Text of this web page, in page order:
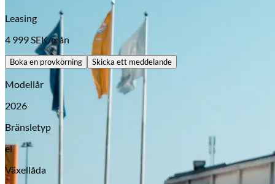
Opel
Leasing
4 999 SEK/mån
Boka en provkörning Skicka ett meddelande
Modellår
2026
Bränsletyp
el
Växellåda